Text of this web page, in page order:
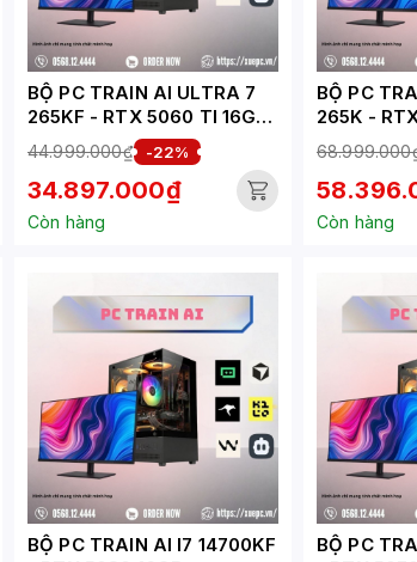
BỘ PC TRAIN AI ULTRA 7
265KF - RTX 5060 TI 16GB
(XUEPC169-TA)
44.999.000₫ -22%
34.897.000₫
Còn hàng
BỘ PC
265K -
Còn hàng
BỘ PC TRAIN AI I7 14700KF
BỘ PC